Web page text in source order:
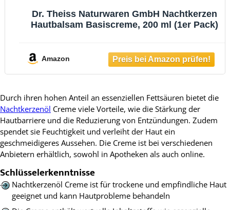
Dr. Theiss Naturwaren GmbH Nachtkerzen
Hautbalsam Basiscreme, 200 ml (1er Pack)
Amazon
Durch ihren hohen Anteil an essenziellen Fettsäuren bietet die
Nachtkerzenöl Creme viele Vorteile, wie die Stärkung der
Hautbarriere und die Reduzierung von Entzündungen. Zudem
spendet sie Feuchtigkeit und verleiht der Haut ein
geschmeidigeres Aussehen. Die Creme ist bei verschiedenen
Anbietern erhältlich, sowohl in Apotheken als auch online.
Schlüsselerkenntnisse
Nachtkerzenöl Creme ist für trockene und empfindliche Haut
geeignet und kann Hautprobleme behandeln